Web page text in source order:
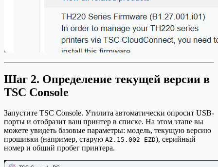
Шаг 2. Определение текущей версии в
TSC Console
Запустите TSC Console. Утилита автоматически опросит USB-
порты и отобразит ваш принтер в списке. На этом этапе вы
можете увидеть базовые параметры: модель, текущую версию
прошивки (например, старую A2.15.002 EZD), серийный
номер и общий пробег принтера.